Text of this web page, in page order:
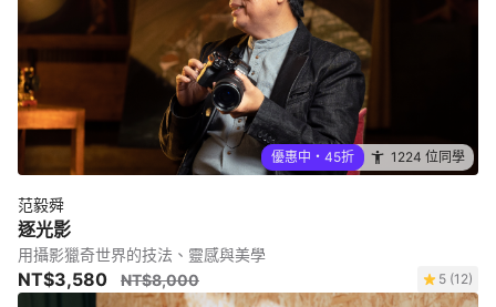
優惠中・45折 1224 位同學
范毅舜
逐光影
用攝影獵奇世界的技法、靈感與美學
NT$3,580 NT$8,000 5 (12)